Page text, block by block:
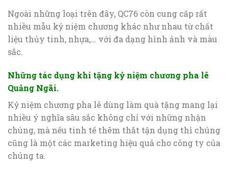
Ngoài những loại trên đây, QC76 còn cung cấp rất
nhiều mẫu kỷ niệm chương khác như nhau từ chất
liệu thủy tinh, nhựa,… với đa dạng hình ảnh và màu
sắc.
Những tác dụng khi tặng kỷ niệm chương pha lê
Quảng Ngãi.
Kỷ niệm chương pha lê dùng làm quà tặng mang lại
nhiều ý nghĩa sâu sắc không chỉ với những nhận
chúng, mà nếu tinh tế thêm thắt tận dụng thì chúng
cũng là một các marketing hiệu quả cho công ty của
chúng ta.